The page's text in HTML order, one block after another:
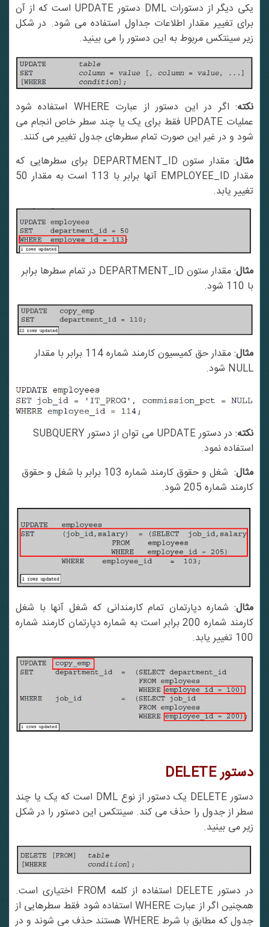
یکی دیگر از دستورات DML دستور UPDATE است که از آن
برای تغییر مقدار اطلاعات جداول استفاده می شود. در شکل
زیر سینتکس مربوط به این دستور را می بینید.
نکته
: اگر در این دستور از عبارت WHERE استفاده شود
عملیات UPDATE فقط برای یک یا چند سطر خاص انجام می
شود و در غیر این صورت تمام سطرهای جدول تغییر می کنند.
مثال
: مقدار ستون DEPARTMENT_ID برای سطرهایی که
مقدار EMPLOYEE_ID آنها برابر با 113 است به مقدار 50
تغییر یابد.
مثال
: مقدار ستون DEPARTMENT_ID در تمام سطرها برابر
مثال
: مقدار حق کمیسیون کارمند شماره 114 برابر با مقدار
NULL شود.
نکته
: در دستور UPDATE می توان از دستور SUBQUERY
استفاده نمود.
مثال
: شغل و حقوق کارمند شماره 103 برابر با شغل و حقوق
کارمند شماره 205 شود.
مثال: شماره دپارتمان تمام کارمندانی که شغل آنها با شغل
کارمند شماره 200 برابر است به شماره دپارتمان کارمند شماره
100 تغییر یابد.
دستورDELETE
دستور DELETE یک دستور از نوع DML است که یک یا چند
سطر از جدول را حذف می کند. سینتکس این دستور را در شکل
زیر می بینید.
در دستور DELETE استفاده از کلمه FROM اختیاری است.
همچنین اگر از عبارت WHERE استفاده شود فقط سطرهایی از
جدول که مطابق با شرط WHERE هستند حذف می شوند و در